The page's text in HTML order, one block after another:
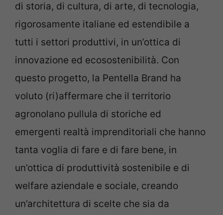
di storia, di cultura, di arte, di tecnologia,
rigorosamente italiane ed estendibile a
tutti i settori produttivi, in un’ottica di
innovazione ed ecosostenibilità. Con
questo progetto, la Pentella Brand ha
voluto (ri)affermare che il territorio
agronolano pullula di storiche ed
emergenti realtà imprenditoriali che hanno
tanta voglia di fare e di fare bene, in
un’ottica di produttività sostenibile e di
welfare aziendale e sociale, creando
un’architettura di scelte che sia da